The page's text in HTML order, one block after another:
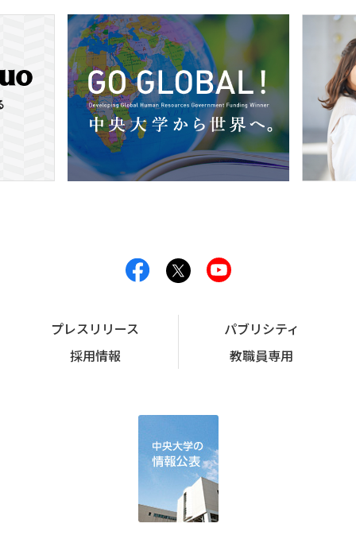
プレスリリース
パブリシティ
採用情報
教職員専用